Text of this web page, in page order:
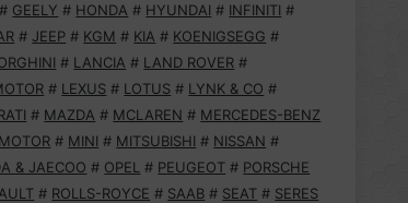
# GEELY # HONDA # HYUNDAI # INFINITI #
# JEEP # KGM # KIA # KOENIGSEGG #
# LANCIA # LAND ROVER #
# LEXUS # LOTUS # LYNK & CO #
# MAZDA # MCLAREN # MERCEDES-BENZ
# MINI # MITSUBISHI # NISSAN #
& JAECOO # OPEL # PEUGEOT # PORSCHE
# ROLLS-ROYCE # SAAB # SEAT # SERES